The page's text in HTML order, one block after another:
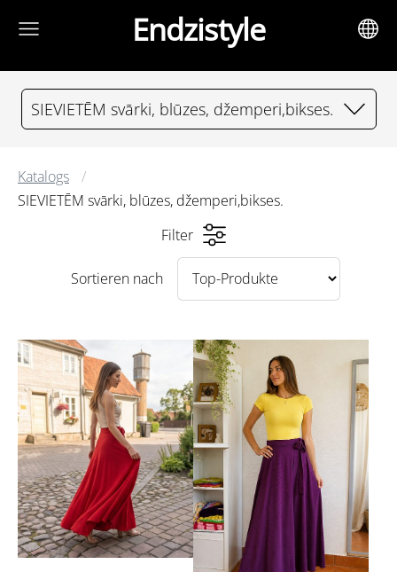
Endzistyle
SIEVIETĒM svārki, blūzes, džemperi,bikses.
Katalogs
SIEVIETĒM svārki, blūzes, džemperi,bikses.
Filter
Sortieren nach